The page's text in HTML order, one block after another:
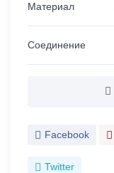
Материал
Соединение
Facebook
Twitter